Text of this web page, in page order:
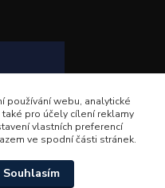
používání webu, analytické
pro účely cílení reklamy
vlastních preferencí
ve spodní části stránek.
Souhlasím